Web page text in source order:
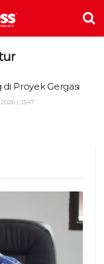
Proyek Gergasi
| 13:47